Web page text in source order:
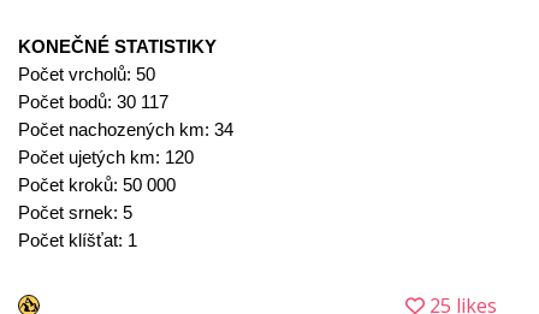
KONEČNÉ STATISTIKY
Počet vrcholů: 50
Počet bodů: 30 117
Počet nachozených km: 34
Počet ujetých km: 120
Počet kroků: 50 000
Počet srnek: 5
Počet klíšťat: 1
25 likes